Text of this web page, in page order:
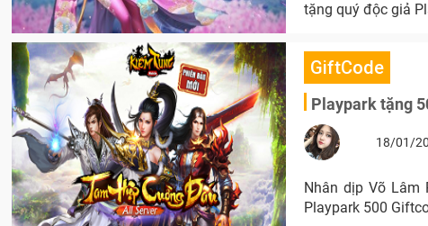
tặng quý độc giả
GiftCode
Playpark tặng
18/01/
Nhân dịp Võ Lâm
Playpark 500